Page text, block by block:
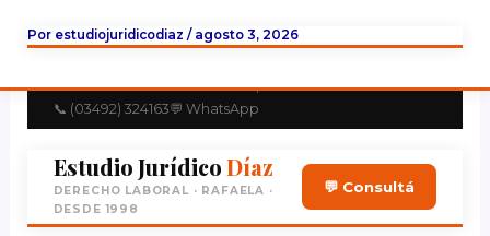
Por estudiojuridicodiaz / agosto 3, 2026
📍 Av. Aristóbulo del Valle 565, Rafaela
📞 (03492) 324163💬 WhatsApp
Estudio JurídicoDíaz
DERECHO LABORAL · RAFAELA ·
DESDE 1998
💬 Consultá